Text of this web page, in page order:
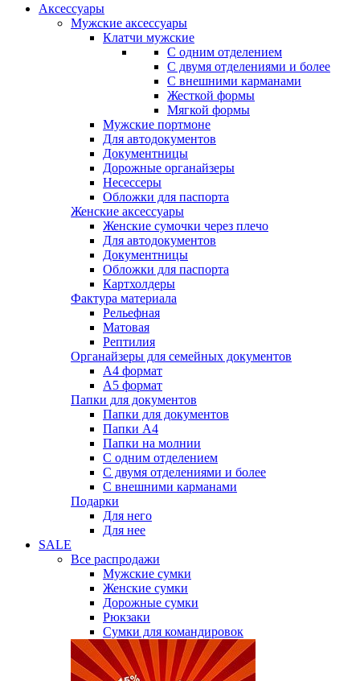
Аксессуары
Мужские аксессуары
Клатчи мужские
С одним отделением
С двумя отделениями и более
С внешними карманами
Жесткой формы
Мягкой формы
Мужские портмоне
Для автодокументов
Документницы
Дорожные органайзеры
Несессеры
Обложки для паспорта
Женские аксессуары
Женские сумочки через плечо
Для автодокументов
Документницы
Обложки для паспорта
Картхолдеры
Фактура материала
Рельефная
Матовая
Рептилия
Органайзеры для семейных документов
А4 формат
А5 формат
Папки для документов
Папки для документов
Папки А4
Папки на молнии
С одним отделением
С двумя отделениями и более
С внешними карманами
Подарки
Для него
Для нее
SALE
Все распродажи
Мужские сумки
Женские сумки
Дорожные сумки
Рюкзаки
Сумки для командировок